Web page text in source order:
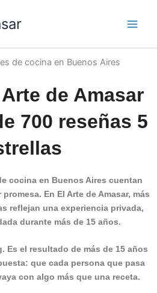
de Amasar
700 reseñas 5
cocina en Buenos Aires cuentan
En El Arte de Amasar, más
reflejan una experiencia privada,
durante más de 15 años.
Es el resultado de más de 15 años
que cada persona que pasa
con algo más que una receta.